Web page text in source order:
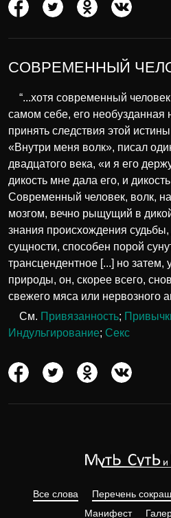
СОВРЕМЕННЫЙ
“...хотя современный
самом себе, его необузданная
принять следствия этой
«Внутри меня волк», писал
двадцатого века, «и я его
дикость мне дала его, и
Современный человек, волк,
мозгом, вечно рыщущий в
знания происхождения
сущности, способен порой
трансцендентное [...] но затем,
природы, он, скорее всего,
свежего мяса или нервозного
См. Привязанность;
Индульгирование; Секс
Все слова Перечень
Манифест